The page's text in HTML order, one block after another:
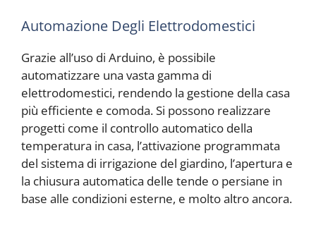
Automazione Degli Elettrodomestici
Grazie all’uso di Arduino, è possibile
automatizzare una vasta gamma di
elettrodomestici, rendendo la gestione della casa
più efficiente e comoda. Si possono realizzare
progetti come il controllo automatico della
temperatura in casa, l’attivazione programmata
del sistema di irrigazione del giardino, l’apertura e
la chiusura automatica delle tende o persiane in
base alle condizioni esterne, e molto altro ancora.